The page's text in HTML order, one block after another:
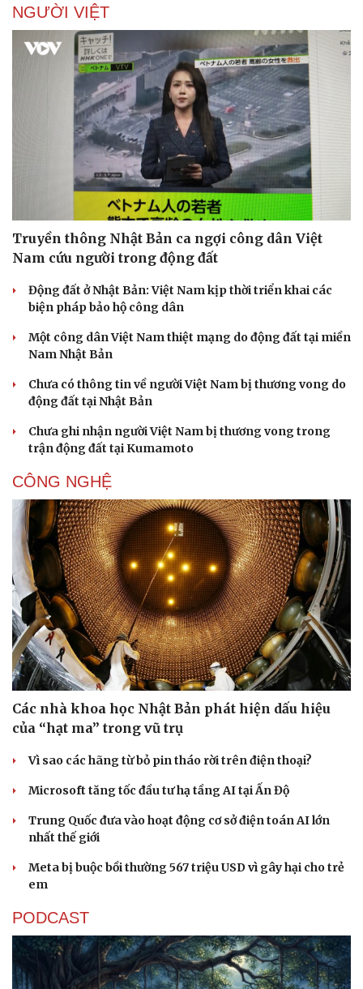
Văn hóa
Giải trí
NGƯỜI VIỆT
Truyền thông Nhật Bản ca ngợi công dân Việt
Nam cứu người trong động đất
Động đất ở Nhật Bản: Việt Nam kịp thời triển khai các
biện pháp bảo hộ công dân
Một công dân Việt Nam thiệt mạng do động đất tại miền
Nam Nhật Bản
Chưa có thông tin về người Việt Nam bị thương vong do
động đất tại Nhật Bản
Chưa ghi nhận người Việt Nam bị thương vong trong
trận động đất tại Kumamoto
CÔNG NGHỆ
Các nhà khoa học Nhật Bản phát hiện dấu hiệu
của “hạt ma” trong vũ trụ
Vì sao các hãng từ bỏ pin tháo rời trên điện thoại?
Microsoft tăng tốc đầu tư hạ tầng AI tại Ấn Độ
Trung Quốc đưa vào hoạt động cơ sở điện toán AI lớn
nhất thế giới
Meta bị buộc bồi thường 567 triệu USD vì gây hại cho trẻ
em
PODCAST